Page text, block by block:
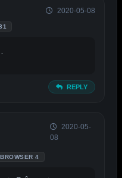
2020-05-08
REPLY
4
2020-05-
08